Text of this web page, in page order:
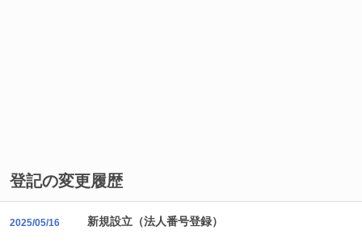
登記の変更履歴
2025/05/16 新規設立（法人番号登録）